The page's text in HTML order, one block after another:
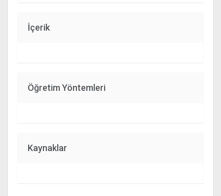
İçerik
Öğretim Yöntemleri
Kaynaklar